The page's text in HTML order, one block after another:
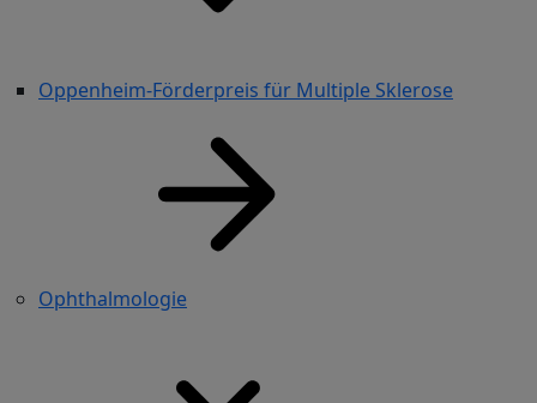
Oppenheim-Förderpreis für Multiple Sklerose
Ophthalmologie